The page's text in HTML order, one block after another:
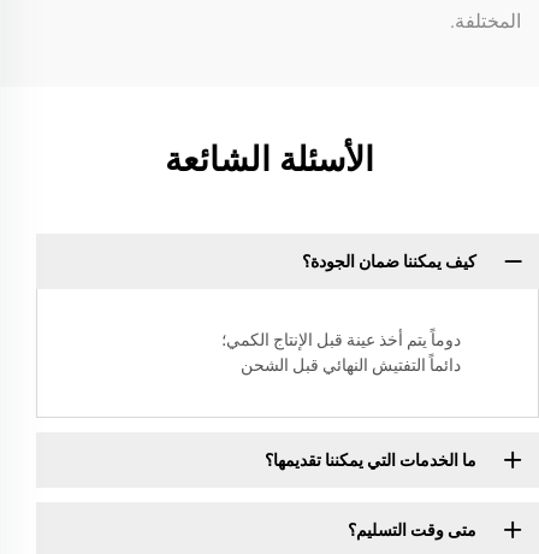
المختلفة.
الأسئلة الشائعة
كيف يمكننا ضمان الجودة؟
دوماً يتم أخذ عينة قبل الإنتاج الكمي؛
دائماً التفتيش النهائي قبل الشحن
ما الخدمات التي يمكننا تقديمها؟
متى وقت التسليم؟